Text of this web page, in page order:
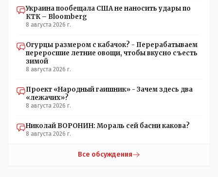
Украина пообещала США не наносить удары по
КТК – Bloomberg
8 августа 2026 г.
Огурцы размером с кабачок? - Перерабатываем
переросшие летние овощи, чтобы вкусно съесть
зимой
8 августа 2026 г.
Проект «Народный гаишник» - Зачем здесь два
«лежачих»?
8 августа 2026 г.
Николай ВОРОНИН: Мораль сей басни какова?
8 августа 2026 г.
Все обсуждения